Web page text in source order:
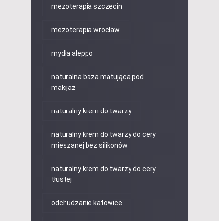
mezoterapia szczecin
mezoterapia wrocław
mydła aleppo
naturalna baza matująca pod
makijaż
naturalny krem do twarzy
naturalny krem do twarzy do cery
mieszanej bez silikonów
naturalny krem do twarzy do cery
tłustej
odchudzanie katowice